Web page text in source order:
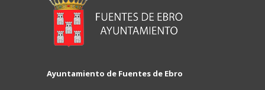
Ayuntamiento de Fuentes de Ebro